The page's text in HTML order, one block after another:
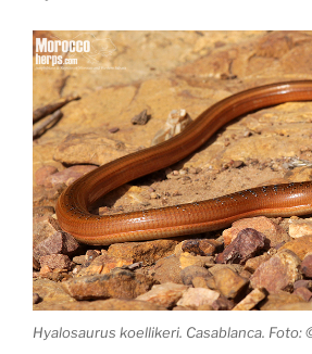
Hyalosaurus koellikeri. Casablanca. Foto: